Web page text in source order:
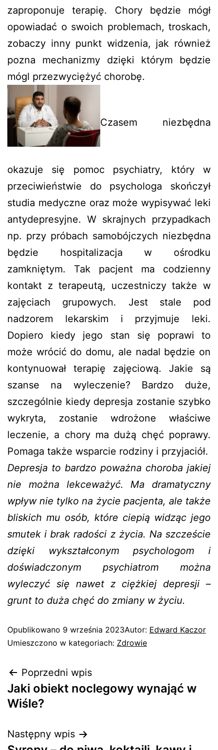
zaproponuje terapię. Chory będzie mógł
opowiadać o swoich problemach, troskach,
zobaczy inny punkt widzenia, jak również
pozna mechanizmy dzięki którym będzie
mógl przezwyciężyć chorobę.
Czasem niezbędna
okazuje się pomoc psychiatry, który w
przeciwieństwie do psychologa skończył
studia medyczne oraz może wypisywać leki
antydepresyjne. W skrajnych przypadkach
np. przy próbach samobójczych niezbędna
będzie hospitalizacja w ośrodku
zamkniętym. Tak pacjent ma codzienny
kontakt z terapeutą, uczestniczy także w
zajęciach grupowych. Jest stale pod
nadzorem lekarskim i przyjmuje leki.
Dopiero kiedy jego stan się poprawi to
może wrócić do domu, ale nadal będzie on
kontynuował terapię zajęciową. Jakie są
szanse na wyleczenie? Bardzo duże,
szczególnie kiedy depresja zostanie szybko
wykryta, zostanie wdrożone właściwe
leczenie, a chory ma dużą chęć poprawy.
Pomaga także wsparcie rodziny i przyjaciół.
Depresja to bardzo poważna choroba jakiej
nie można lekceważyć. Ma dramatyczny
wpływ nie tylko na życie pacjenta, ale także
bliskich mu osób, które ciepią widząc jego
smutek i brak radości z życia. Na szczeście
dzięki wykształconym psychologom i
doświadczonym psychiatrom można
wyleczyć się nawet z ciężkiej depresji –
grunt to duża chęć do zmiany w życiu.
Opublikowano 9 września 2023Autor: Edward Kaczor
Umieszczono w kategoriach: Zdrowie
Poprzedni wpis
Jaki obiekt noclegowy wynająć w
Wiśle?
Następny wpis